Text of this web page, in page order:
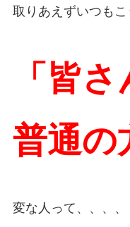
取りあえずいつもこ
「皆さ
普通の
変な人って、、、、